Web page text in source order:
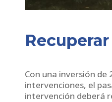
Con una inversión de
intervenciones, el
intervención deberá